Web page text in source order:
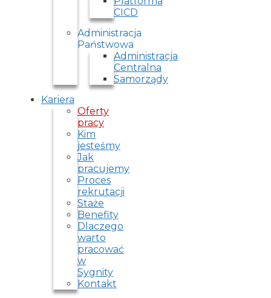
CICD
Administracja
Państwowa
Administracja
Centralna
Samorządy
Kariera
Oferty
pracy
Kim
jesteśmy
Jak
pracujemy
Proces
rekrutacji
Staże
Benefity
Dlaczego
warto
pracować
w
Sygnity
Kontakt